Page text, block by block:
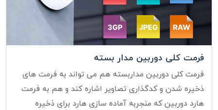
فرمت کلی دوربین مدار بسته
فرمت کلی دوربین مداربسته هم می تواند به فرمت های
ذخیره شدن و کدگذاری تصاویر اشاره کند و هم به فرمت
هارد دوربین که منجربه آماده سازی هارد برای ذخیره